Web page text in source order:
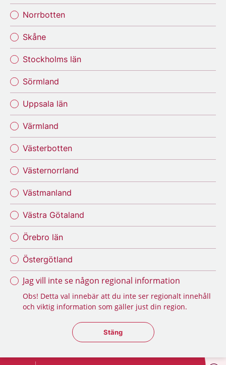
Norrbotten
Skåne
Stockholms län
Sörmland
Uppsala län
Värmland
Västerbotten
Västernorrland
Västmanland
Västra Götaland
Örebro län
Östergötland
Jag vill inte se någon regional information
Obs! Detta val innebär att du inte ser regionalt innehåll
och viktig information som gäller just din region.
Stäng regionsväljaren
Stäng